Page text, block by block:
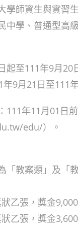
學師資生與實習
中學、普通型高
起至111年9月20
9月21日至111
111年11月01日
edu/）。
「教案類」及「
乙張，獎金9,000
乙張，獎金3,600